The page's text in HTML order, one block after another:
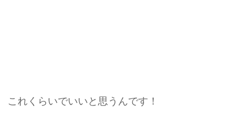
これくらいでいいと思うんです！